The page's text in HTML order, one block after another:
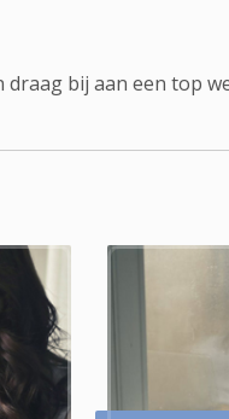
draag bij aan een top